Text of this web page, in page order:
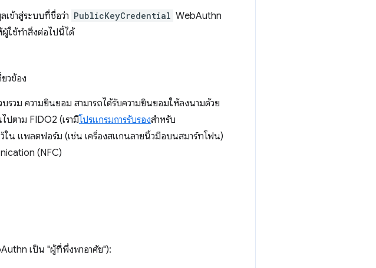
เข้าสู่ระบบที่ชื่อว่า PublicKeyCredential WebAuthn
ผู้ใช้ทำสิ่งต่อไปนี้ได้
วข้อง
วม ความยินยอม สามารถได้รับความยินยอมให้ลงนามด้วย
ปตาม FIDO2 (เรามีโปรแกรมการรับรองสำหรับ
น แพลตฟอร์ม (เช่น เครื่องสแกนลายนิ้วมือบนสมาร์ทโฟน)
(NFC)
เป็น "ผู้ที่พึ่งพาอาศัย"):